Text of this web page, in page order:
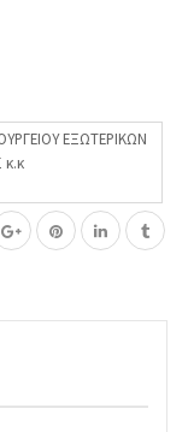
ΕΞΩΤΕΡΙΚΩΝ